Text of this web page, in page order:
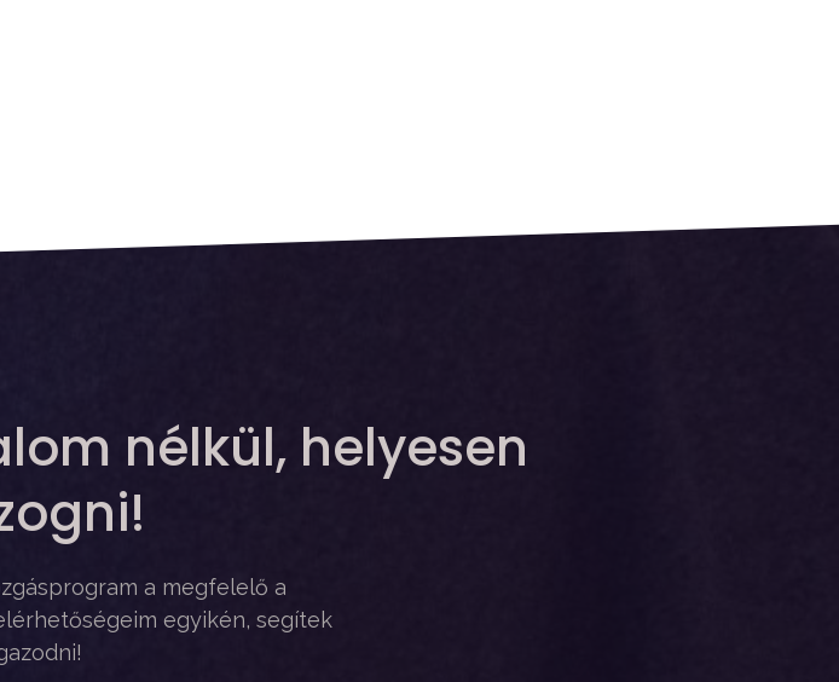
nélkül, helyesen
a megfelelő a
egyikén, segítek